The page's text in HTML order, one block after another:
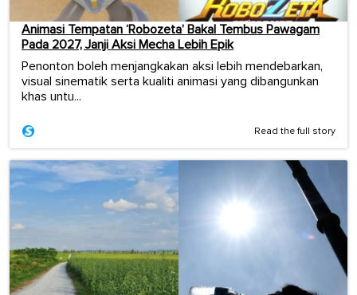
Animasi Tempatan ‘Robozeta’ Bakal Tembus Pawagam
Pada 2027, Janji Aksi Mecha Lebih Epik
Penonton boleh menjangkakan aksi lebih mendebarkan,
visual sinematik serta kualiti animasi yang dibangunkan
khas untu...
Read the full story